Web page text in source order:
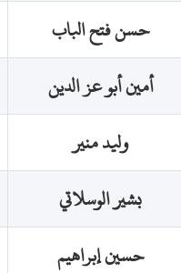
حسن فتح الباب
أمين أبو عز الدين
وليد منير
بشير الوسلاتي
حسين إبراهيم